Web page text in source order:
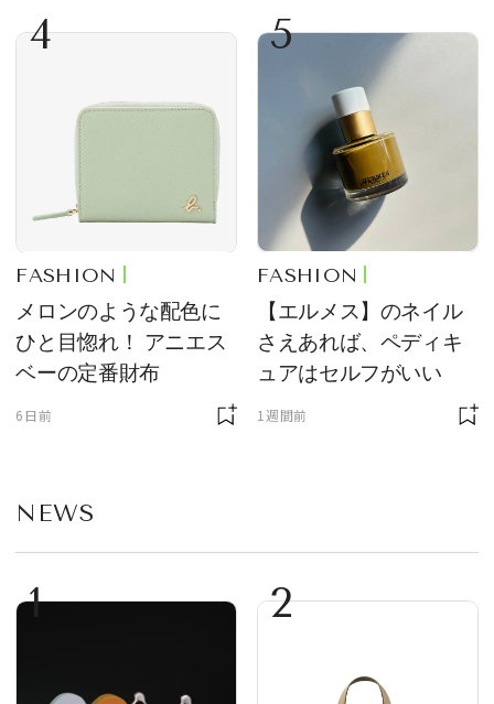
4
FASHION
メロンのような配色に
ひと目惚れ！ アニエス
ベーの定番財布
6日前
5
FASHION
【エルメス】のネイル
さえあれば、ペディキ
ュアはセルフがいい
1週間前
NEWS
1 2